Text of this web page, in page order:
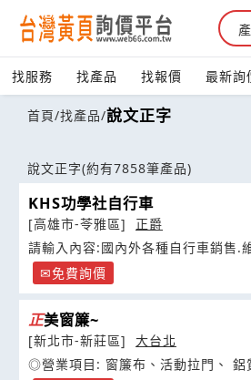
找服務 找產品 找報價 最新詢
首頁/找產品/說文正字
說文正字(約有7858筆產品)
KHS功學社自行車
[高雄市-苓雅區]
正爵
請輸入內容:國內外各種自行車銷售.
免費詢價
正美窗簾~
[新北市-新莊區]
大台北
◎營業項目: 窗簾布、活動拉門、 鋁